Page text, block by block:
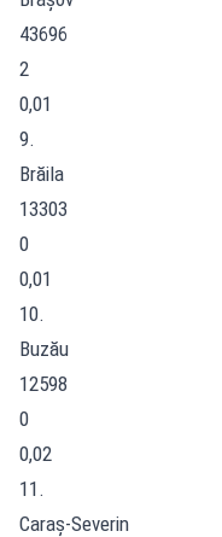
43696
2
0,01
9.
Brăila
13303
0
0,01
10.
Buzău
12598
0
0,02
11.
Caraș-Severin